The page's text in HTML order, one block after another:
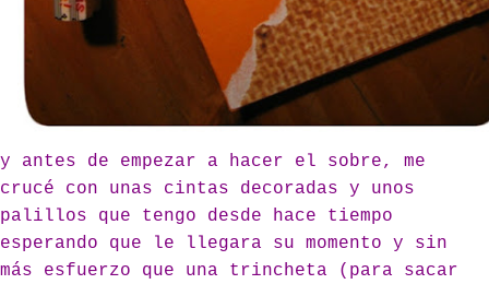
y antes de empezar a hacer el sobre, me
crucé con unas cintas decoradas y unos
palillos que tengo desde hace tiempo
esperando que le llegara su momento y sin
más esfuerzo que una trincheta (para sacar